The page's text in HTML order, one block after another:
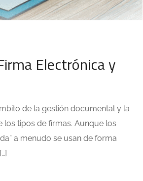
Electrónica y
de la gestión documental y la
tipos de firmas. Aunque los
a menudo se usan de forma